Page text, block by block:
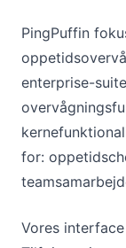
PingPuffin
enterprise-
for:
Vores